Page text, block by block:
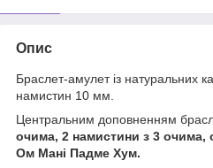
Опис
Браслет-амулет із натуральних
намистин 10 мм.
Центральним доповненням
очима, 2 намистини з 3 очима,
Ом Мані Падме Хум.